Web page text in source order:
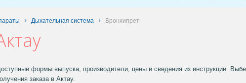
Дыхательная система Бронхипрет
формы выпуска, производители, цены и сведения из инструкции.
заказа в Актау.